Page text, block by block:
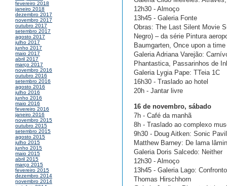
fevereiro 2018
janeiro 2018
dezembro 2017
novembro 2017
outubro 2017
setembro 2017
agosto 2017
julho 2017
junho 2017
maio 2017
abril 2017
março 2017
novembro 2016
outubro 2016
setembro 2016
agosto 2016
julho 2016
junho 2016
maio 2016
fevereiro 2016
janeiro 2016
novembro 2015
outubro 2015
setembro 2015
agosto 2015
julho 2015
junho 2015
maio 2015
abril 2015
março 2015
fevereiro 2015
dezembro 2014
novembro 2014
12h30 - Almoço
13h45 - Galeria Fonte
Obras: The Last Silent Movie
Negro) – da série Pintura
Baumgarten, Once upon a
Galeria Adriana Varejão:
Phantastica, Passarinhos de
Galeria Lygia Pape: TTeia 1C
16h30 - Traslado ao hotel
20h - Jantar livre
16 de novembro, sábado
7h - Café da manhã
8h - Traslado ao complexo
9h30 - Doug Aitken: Sonic
Matthew Barney: De lama
Galeria Doris Salcedo: Neither
12h30 - Almoço
13h45 - Galeria Lago:
Thomas Hirschhorn